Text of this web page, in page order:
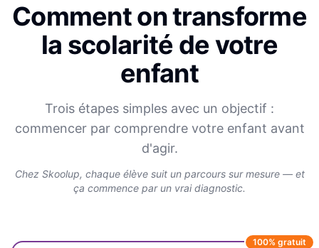
Comment on transforme
la scolarité de votre
enfant
Trois étapes simples avec un objectif :
commencer par comprendre votre enfant avant
d'agir.
Chez Skoolup, chaque élève suit un parcours sur mesure — et
ça commence par un vrai diagnostic.
100% gratuit